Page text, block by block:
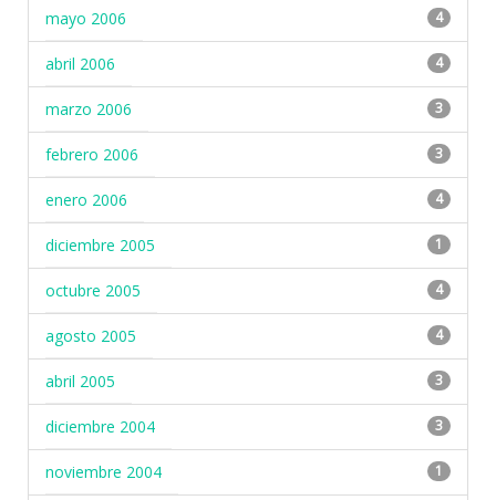
mayo 2006 4
abril 2006 4
marzo 2006 3
febrero 2006 3
enero 2006 4
diciembre 2005 1
octubre 2005 4
agosto 2005 4
abril 2005 3
diciembre 2004 3
noviembre 2004 1